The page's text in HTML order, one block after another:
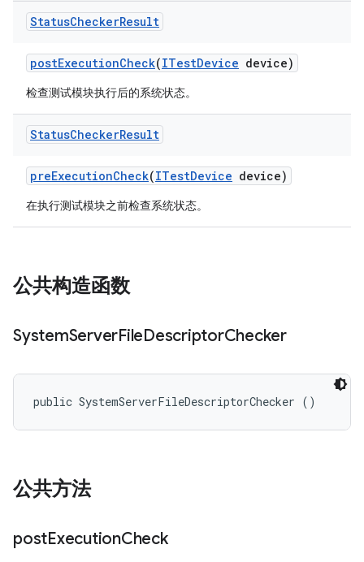
StatusCheckerResult
postExecutionCheck(ITestDevice device)
检查测试模块执行后的系统状态。
StatusCheckerResult
preExecutionCheck(ITestDevice device)
在执行测试模块之前检查系统状态。
公共构造函数
SystemServerFileDescriptorChecker
public SystemServerFileDescriptorChecker ()
公共方法
postExecutionCheck